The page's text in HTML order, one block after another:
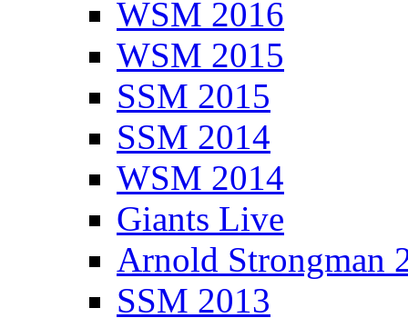
WSM 2016
WSM 2015
SSM 2015
SSM 2014
WSM 2014
Giants Live
Arnold Strongman
SSM 2013